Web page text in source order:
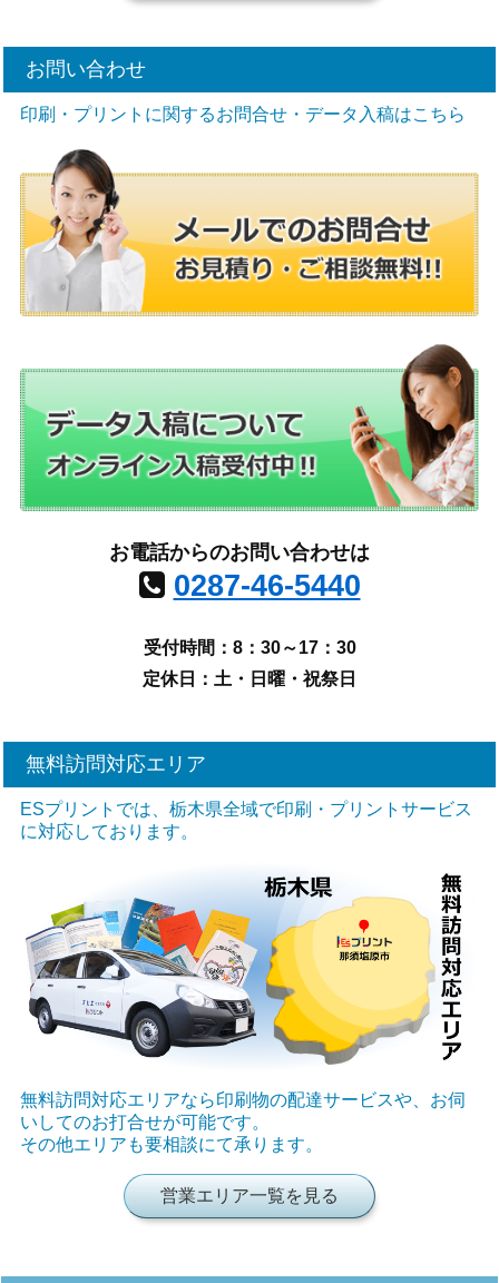
お問い合わせ
印刷・プリントに関するお問合せ・データ入稿はこちら
お電話からのお問い合わせは
0287-46-5440
受付時間：8：30～17：30
定休日：土・日曜・祝祭日
無料訪問対応エリア
ESプリントでは、栃木県全域で印刷・プリントサービス
に対応しております。
無料訪問対応エリアなら印刷物の配達サービスや、お伺
いしてのお打合せが可能です。
その他エリアも要相談にて承ります。
営業エリア一覧を見る